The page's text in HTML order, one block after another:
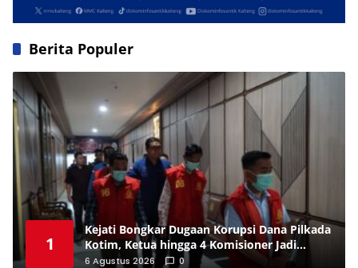
Berita Populer
1
Kejati Bongkar Dugaan Korupsi Dana Pilkada
Kotim, Ketua hingga 4 Komisioner Jadi
Tersangka
6 Agustus 2026 0